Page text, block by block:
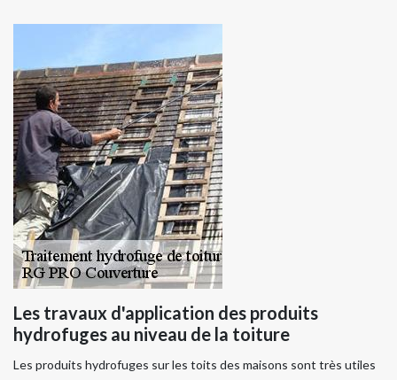
Les travaux d'application des produits
hydrofuges au niveau de la toiture
Les produits hydrofuges sur les toits des maisons sont très utiles